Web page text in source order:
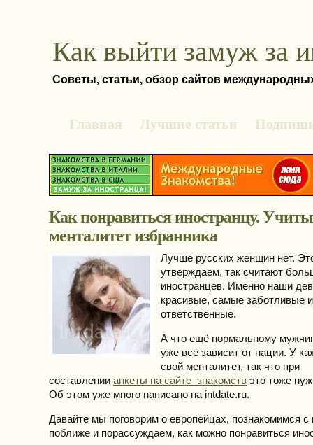
Как выйти замуж за
Советы, статьи, обзор сайтов
Главная Лучшие статьи
Как понравиться иностранцу.
менталитет избранника
Лучше русских женщин нет.
утверждаем, так считают
иностранцев. Именно наши
красивые, самые заботливые
ответственные.
А что ещё нормальному
уже все зависит от нации. У
свой менталитет, так что при
составлении анкеты на сайте знакомств это тоже
Об этом уже много написано на intdate.ru.
Давайте мы поговорим о европейцах, познакомимся с
поближе и порассуждаем, как можно понравиться